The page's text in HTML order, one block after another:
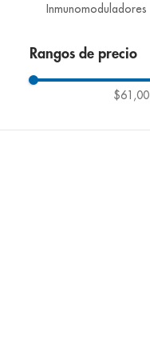
Inmunomoduladores
Rangos de precio
$61,00